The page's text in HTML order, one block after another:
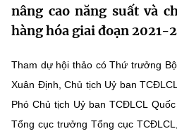
Sở Khoa học và Công nghệ
Chuyển đổi số
Sở hữu trí tuệ
Tiêu chuẩn, đo lường, chất
Văn bản QPPL
Lấy ý kiến người dân về dự
MST IOFFICE
Khoa học và Công nghệ
Đổi mới sáng tạo
Multimedia
THƯ ĐIỆN TỬ
nâng cao năng suất và
hàng hóa giai đoạn 2021-
Tham dự hội thảo có Thứ trưởng
Xuân Định, Chủ tịch Uỷ ban
Phó Chủ tịch Uỷ ban TCĐLCL
Tổng cục trưởng Tổng cục